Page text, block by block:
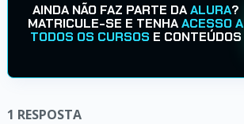
AINDA NÃO FAZ PARTE DAALURA?
MATRICULE-SE E TENHAACESSO A
TODOS OS CURSOS E CONTEÚDOS
1 RESPOSTA